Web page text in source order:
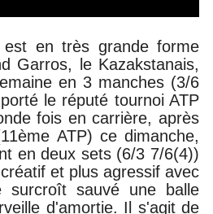
est en très grande forme
Garros, l e Kazakstanais,
en 3 manches (3/6
le réputé tournoi ATP
fois en carrière, après
ATP) ce dimanche,
en deux sets (6/3 7/6(4))
et plus agressif avec
sauvé une balle
d'amortie. Il s'agit de